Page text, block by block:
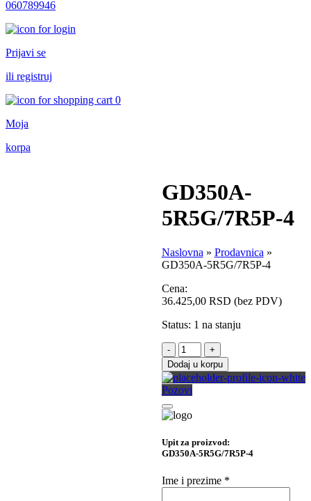
060789946
Prijavi se
ili registruj
0
Moja
korpa
GD350A-
5R5G/7R5P-4
Naslovna » Prodavnica »
GD350A-5R5G/7R5P-4
Cena:
36.425,00 RSD (bez PDV)
Status: 1 na stanju
-
+
Dodaj u korpu
Pozovi
Upit za proizvod:
GD350A-5R5G/7R5P-4
Ime i prezime*